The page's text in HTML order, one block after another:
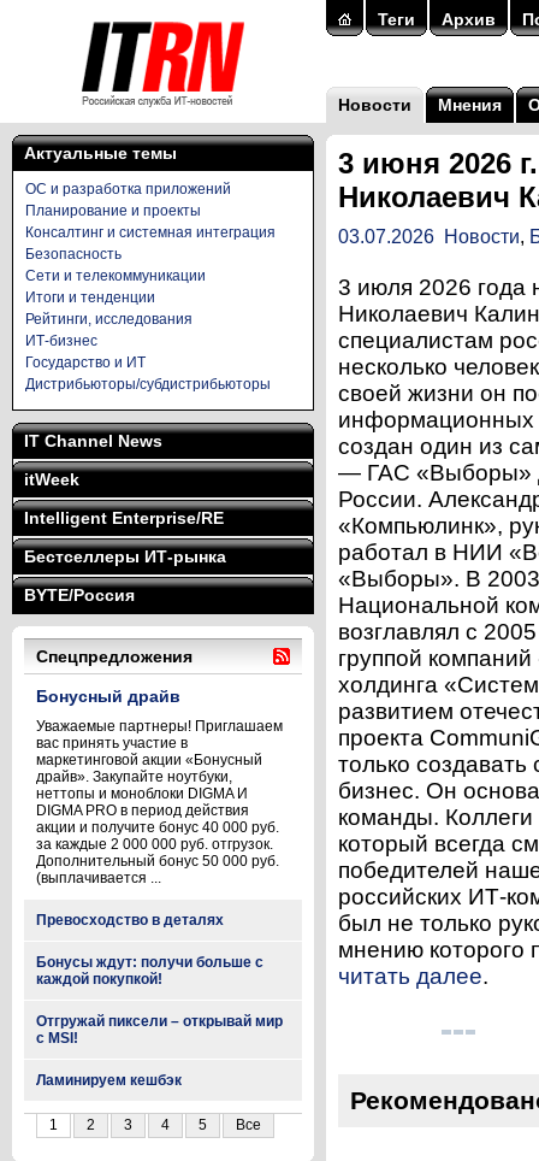
Теги Архив
Новости Мнения
Актуальные темы
ОС и разработка приложений
Планирование и проекты
Консалтинг и системная интеграция
Безопасность
Сети и телекоммуникации
Итоги и тенденции
Рейтинги, исследования
ИТ-бизнес
Государство и ИТ
Дистрибьюторы/субдистрибьюторы
IT Channel News
itWeek
Intelligent Enterprise/RE
Бестселлеры ИТ-рынка
BYTE/Россия
Спецпредложения
Бонусный драйв
Уважаемые партнеры! Приглашаем
вас принять участие в
маркетинговой акции «Бонусный
драйв». Закупайте ноутбуки,
неттопы и моноблоки DIGMA И
DIGMA PRO в период действия
акции и получите бонус 40 000 руб.
за каждые 2 000 000 руб. отгрузок.
Дополнительный бонус 50 000 руб.
(выплачивается ...
Превосходство в деталях
Бонусы ждут: получи больше с
каждой покупкой!
Отгружай пиксели – открывай мир
с MSI!
Ламинируем кешбэк
1 2 3 4 5 Все
3 июня 2026
Николаевич
03.07.2026 Новости,
3 июля 2026 года
Николаевич
специалистам
несколько
своей жизни он
информационных
создан один из
— ГАС «Выборы»
России.
«Компьюлинк»,
работал в НИИ
«Выборы». В 2003
Национальной
возглавлял с
группой
холдинга
развитием
проекта
только
бизнес. Он
команды. Коллеги
который всегда
победителей
российских ИТ-
был не только
мнению которого
читать далее.